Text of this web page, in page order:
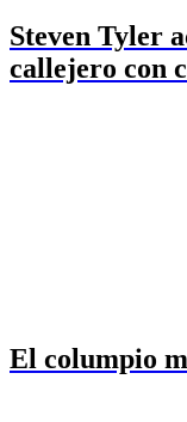
Steven Tyler
callejero con
El columpio